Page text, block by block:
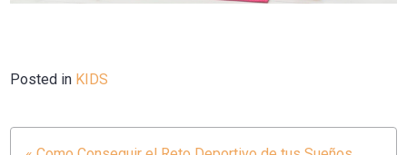
Posted in KIDS